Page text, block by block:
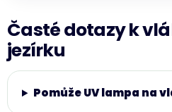
Časté dotazy k
jezírku
Pomůže UV lampa na